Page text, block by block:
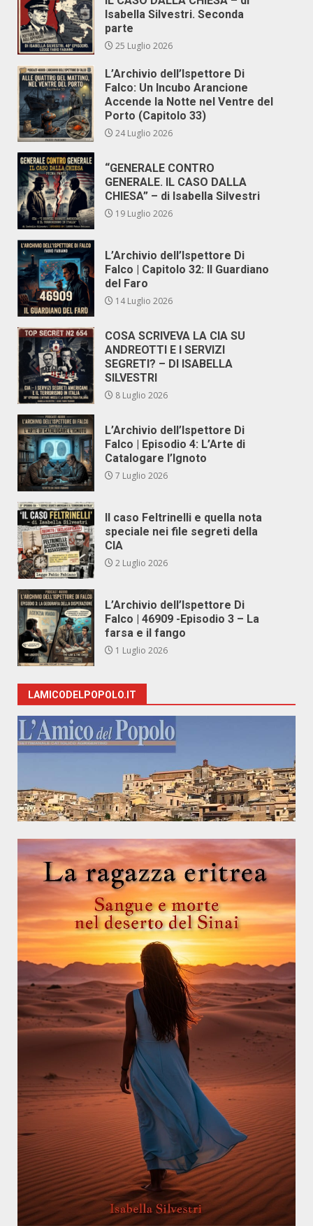
Isabella Silvestri. Seconda
parte
25 Luglio 2026
L’Archivio dell’Ispettore Di
Falco: Un Incubo Arancione
Accende la Notte nel Ventre del
Porto (Capitolo 33)
24 Luglio 2026
“GENERALE CONTRO
GENERALE. IL CASO DALLA
CHIESA” – di Isabella Silvestri
19 Luglio 2026
L’Archivio dell’Ispettore Di
Falco | Capitolo 32: Il Guardiano
del Faro
14 Luglio 2026
COSA SCRIVEVA LA CIA SU
ANDREOTTI E I SERVIZI
SEGRETI? – DI ISABELLA
SILVESTRI
8 Luglio 2026
L’Archivio dell’Ispettore Di
Falco | Episodio 4: L’Arte di
Catalogare l’Ignoto
7 Luglio 2026
Il caso Feltrinelli e quella nota
speciale nei file segreti della
CIA
2 Luglio 2026
L’Archivio dell’Ispettore Di
Falco | 46909 -Episodio 3 – La
farsa e il fango
1 Luglio 2026
LAMICODELPOPOLO.IT